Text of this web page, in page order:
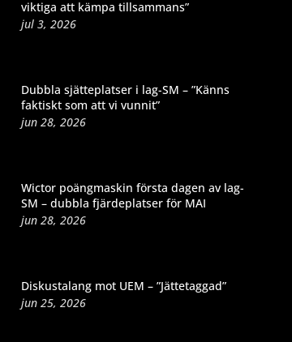
viktiga att kämpa tillsammans”
jul 3, 2026
Dubbla sjätteplatser i lag-SM – ”Känns
faktiskt som att vi vunnit”
jun 28, 2026
Wictor poängmaskin första dagen av lag-
SM – dubbla fjärdeplatser för MAI
jun 28, 2026
Diskustalang mot UEM – ”Jättetaggad”
jun 25, 2026